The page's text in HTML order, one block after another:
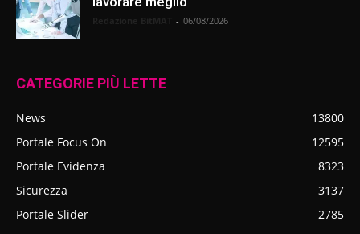
- 06/08/2026
CATEGORIE PIÙ LETTE
News
13800
Portale Focus On
12595
Portale Evidenza
8323
Sicurezza
3137
Portale Slider
2785